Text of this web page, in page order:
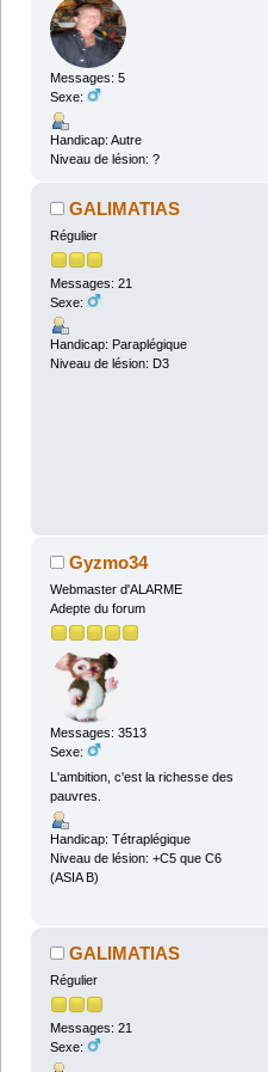
Messages: 5
Sexe:
Handicap: Autre
Niveau de lésion: ?
GALIMATIAS
Régulier
Messages: 21
Sexe:
Handicap: Paraplégique
Niveau de lésion: D3
Gyzmo34
Webmaster d'ALARME
Adepte du forum
Messages: 3513
Sexe:
L'ambition, c'est la richesse des
pauvres.
Handicap: Tétraplégique
Niveau de lésion: +C5 que C6
(ASIA B)
GALIMATIAS
Régulier
Messages: 21
Sexe: